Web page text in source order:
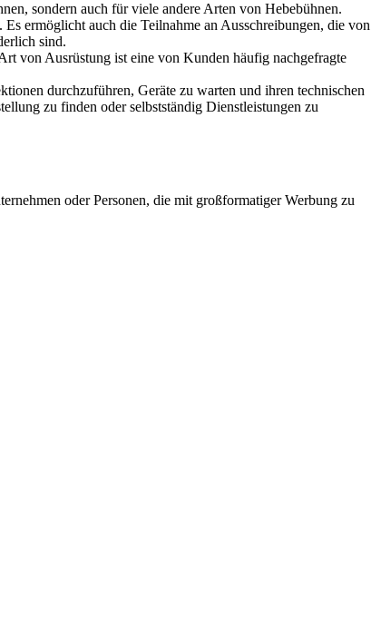
sondern auch für viele andere Arten von Hebebühnen.
ermöglicht auch die Teilnahme an Ausschreibungen, die von
sind.
von Ausrüstung ist eine von Kunden häufig nachgefragte
durchzuführen, Geräte zu warten und ihren technischen
zu finden oder selbstständig Dienstleistungen zu
oder Personen, die mit großformatiger Werbung zu